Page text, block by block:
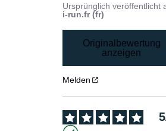
Ursprünglich veröffentlicht
i-run.fr (fr)
Originalbewertung
anzeigen
Melden
5